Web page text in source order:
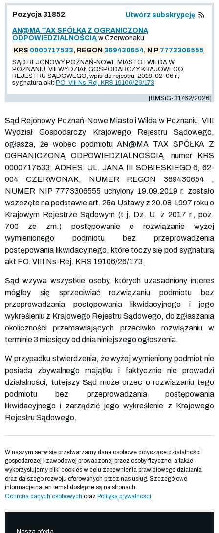
Pozycja 31852. Utwórz subskrypcję
AN@MA TAX SPÓŁKA Z OGRANICZONĄ
ODPOWIEDZIALNOŚCIĄ w Czerwonaku
KRS 0000717533, REGON 369430654, NIP 7773306555
SĄD REJONOWY POZNAŃ-NOWE MIASTO I WILDA W
POZNANIU, VIII WYDZIAŁ GOSPODARCZY KRAJOWEGO
REJESTRU SĄDOWEGO, wpis do rejestru: 2018-02-06 r.,
sygnatura akt: PO. VIII Ns-Rej. KRS 19106/26/173
[BMSiG-31762/2026]
Sąd Rejonowy Poznań-Nowe Miasto i Wilda w Poznaniu, VIII
Wydział Gospodarczy Krajowego Rejestru Sądowego,
ogłasza, że wobec podmiotu AN@MA TAX SPÓŁKA Z
OGRANICZONĄ ODPOWIEDZIALNOŚCIĄ, numer KRS
0000717533, ADRES: UL. JANA III SOBIESKIEGO 6, 62-
004 CZERWONAK, NUMER REGON 369430654 ,
NUMER NIP 7773306555 uchylony 19.09.2019 r. zostało
wszczęte na podstawie art. 25a Ustawy z 20.08.1997 roku o
Krajowym Rejestrze Sądowym (t.j. Dz. U. z 2017 r., poz.
700 ze zm.) postępowanie o rozwiązanie wyżej
wymienionego podmiotu bez przeprowadzenia
postępowania likwidacyjnego, które toczy się pod sygnaturą
akt PO. VIII Ns-Rej. KRS 19106/26/173.
Sąd wzywa wszystkie osoby, których uzasadniony interes
mógłby się sprzeciwiać rozwiązaniu podmiotu bez
przeprowadzania postępowania likwidacyjnego i jego
wykreśleniu z Krajowego Rejestru Sądowego, do zgłaszania
okoliczności przemawiających przeciwko rozwiązaniu w
terminie 3 miesięcy od dnia niniejszego ogłoszenia.
W przypadku stwierdzenia, że wyżej wymieniony podmiot nie
posiada zbywalnego majątku i faktycznie nie prowadzi
działalności, tutejszy Sąd może orzec o rozwiązaniu tego
podmiotu bez przeprowadzania postępowania
likwidacyjnego i zarządzić jego wykreślenie z Krajowego
Rejestru Sądowego.
W naszym serwisie przetwarzamy dane osobowe dotyczące działalności
gospodarczej i zawodowej prowadzonej przez osoby fizyczne, a także
wykorzystujemy pliki cookies w celu zapewnienia prawidłowego działania
oraz dalszego rozwoju oferowanych przez nas usług. Szczegółowe
informacje na ten temat dostępne są na stronach:
Ochrona danych osobowych oraz Polityka prywatności
Nasza oferta